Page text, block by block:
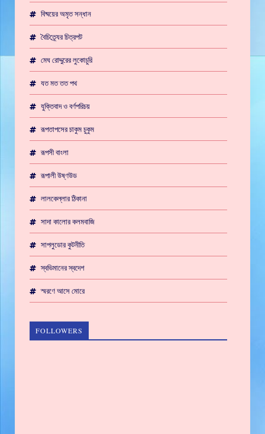
বিষ্ময়ের অমৃত সন্ধান
বৈচিত্র্যের চিত্রপট
মেঘ রোদ্দুরের লুকোচুরি
যত মত তত পথ
যুক্তিবাদ ও বর্ণপরিচয়
রূপতাপসের চাকুম চুকুম
রূপসী বাংলা
রূপালী উষ্ণউড
লালকেল্লার ঠিকানা
সাদা কালোর কলমবাজি
সাপলুডোর কুটনীতি
স্বভিমানের স্বদেশ
স্মরণে আসে মোরে
FOLLOWERS